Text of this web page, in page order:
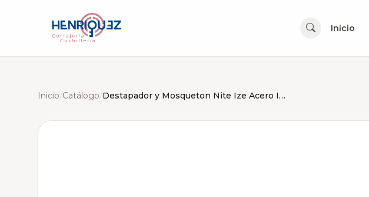
Inicio
Inicio/Catálogo/ Destapador y Mosqueton Nite Ize Acero Inox (Llavero)